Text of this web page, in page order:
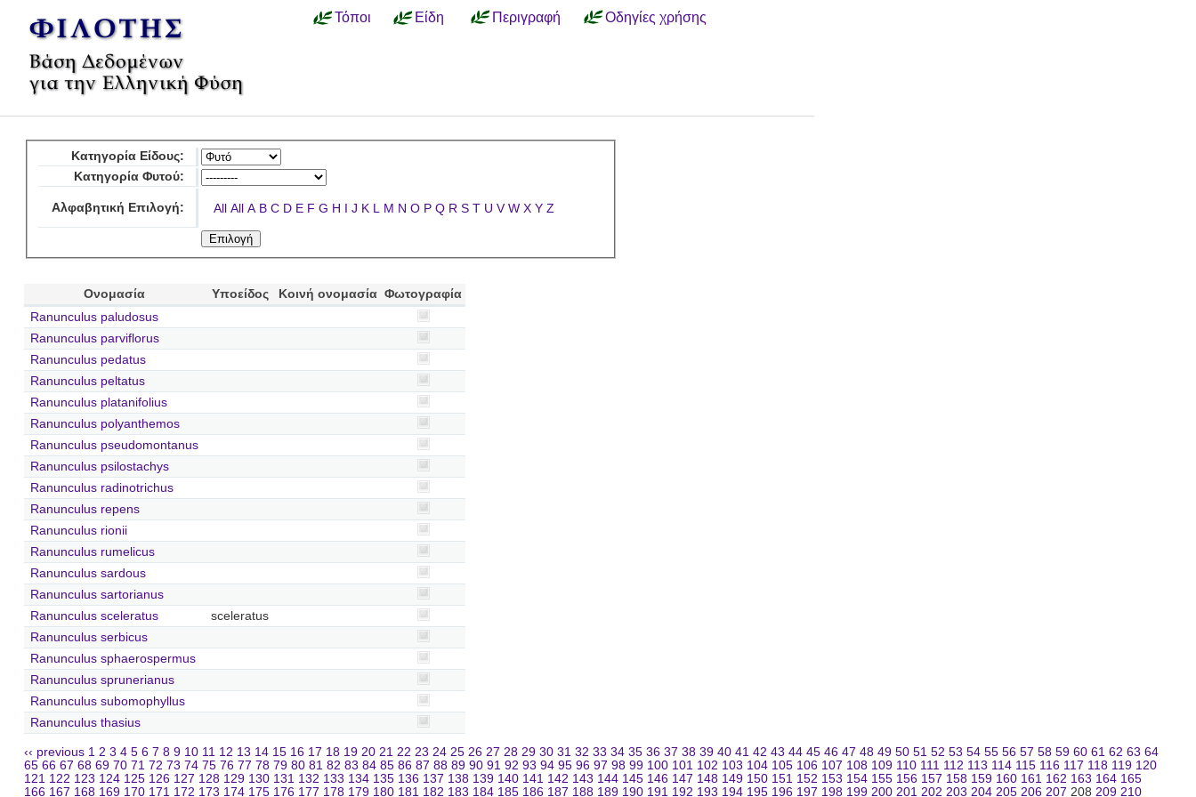
Τόποι Είδη Περιγραφή Οδηγίες χρήσης
Κατηγορία Είδους:
Κατηγορία Φυτού:
Αλφαβητική Επιλογή: All All A B C D E F G H I J K L M N O P Q R S T U V W X Y Z
Ονομασία Υποείδος Κοινή ονομασία Φωτογραφία
Ranunculus paludosus
Ranunculus parviflorus
Ranunculus pedatus
Ranunculus peltatus
Ranunculus platanifolius
Ranunculus polyanthemos
Ranunculus pseudomontanus
Ranunculus psilostachys
Ranunculus radinotrichus
Ranunculus repens
Ranunculus rionii
Ranunculus rumelicus
Ranunculus sardous
Ranunculus sartorianus
Ranunculus sceleratus
sceleratus
Ranunculus serbicus
Ranunculus sphaerospermus
Ranunculus sprunerianus
Ranunculus subomophyllus
Ranunculus thasius
‹‹ previous 1 2 3 4 5 6 7 8 9 10 11 12 13 14 15 16 17 18 19 20 21 22 23 24 25 26 27 28 29 30 31 32 33 34 35 36 37 38 39 40 41 42 43 44 45 46 47 48 49 50 51 52 53 54 55 56 57 58 59 60 61 62 63 64
65 66 67 68 69 70 71 72 73 74 75 76 77 78 79 80 81 82 83 84 85 86 87 88 89 90 91 92 93 94 95 96 97 98 99 100 101 102 103 104 105 106 107 108 109 110 111 112 113 114 115 116 117 118 119 120
121 122 123 124 125 126 127 128 129 130 131 132 133 134 135 136 137 138 139 140 141 142 143 144 145 146 147 148 149 150 151 152 153 154 155 156 157 158 159 160 161 162 163 164 165
166 167 168 169 170 171 172 173 174 175 176 177 178 179 180 181 182 183 184 185 186 187 188 189 190 191 192 193 194 195 196 197 198 199 200 201 202 203 204 205 206 207 208 209 210